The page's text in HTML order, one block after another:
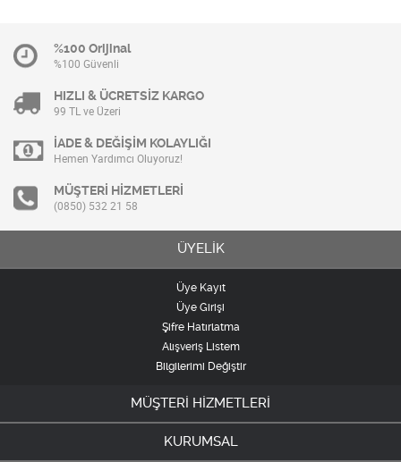
%100 Orijinal
%100 Güvenli
HIZLI & ÜCRETSİZ KARGO
99 TL ve Üzeri
İADE & DEĞİŞİM KOLAYLIĞI
Hemen Yardımcı Oluyoruz!
MÜŞTERİ HİZMETLERİ
(0850) 532 21 58
ÜYELİK
Üye Kayıt
Üye Girişi
Şifre Hatırlatma
Alışveriş Listem
Bilgilerimi Değiştir
MÜŞTERİ HİZMETLERİ
KURUMSAL